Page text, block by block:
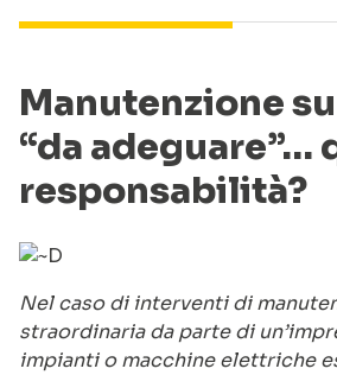
Manutenzione
“da adeguare”…
responsabilità?
Nel caso di interventi di
straordinaria da parte di
impianti o macchine elettriche